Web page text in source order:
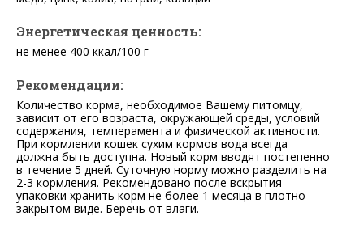
Энергетическая ценность:
не менее 400 ккал/100 г
Рекомендации:
Количество корма, необходимое Вашему питомцу,
зависит от его возраста, окружающей среды, условий
содержания, темперамента и физической активности.
При кормлении кошек сухим кормов вода всегда
должна быть доступна. Новый корм вводят постепенно
в течение 5 дней. Суточную норму можно разделить на
2-3 кормления. Рекомендовано после вскрытия
упаковки хранить корм не более 1 месяца в плотно
закрытом виде. Беречь от влаги.